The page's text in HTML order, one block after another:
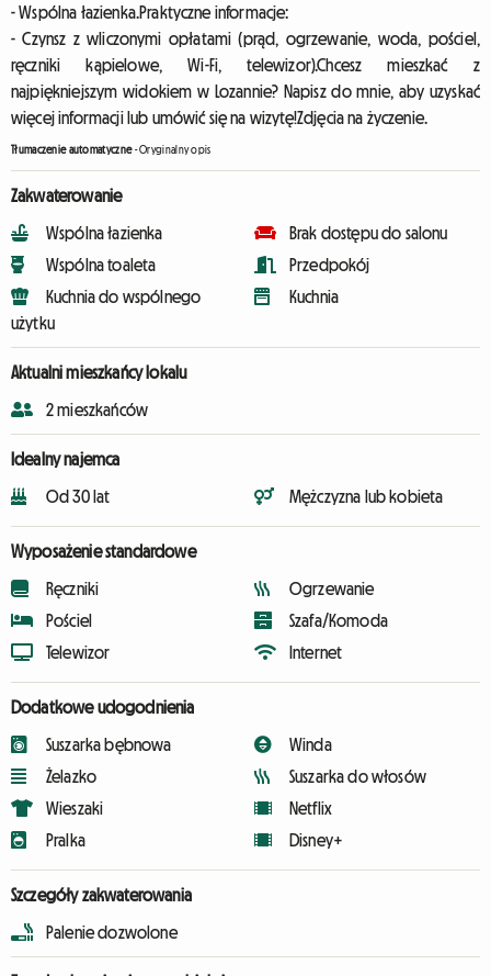
- Wspólna łazienka.Praktyczne informacje:
- Czynsz z wliczonymi opłatami (prąd, ogrzewanie, woda, pościel,
ręczniki kąpielowe, Wi-Fi, telewizor).Chcesz mieszkać z
najpiękniejszym widokiem w Lozannie? Napisz do mnie, aby uzyskać
więcej informacji lub umówić się na wizytę!Zdjęcia na życzenie.
Tłumaczenie automatyczne-Oryginalny opis
Zakwaterowanie
Wspólna łazienka
Wspólna toaleta
Kuchnia do wspólnego
użytku
Brak dostępu do salonu
Przedpokój
Kuchnia
Aktualni mieszkańcy lokalu
2 mieszkańców
Idealny najemca
Od 30 lat Mężczyzna lub kobieta
Wyposażenie standardowe
Ręczniki
Pościel
Telewizor
Ogrzewanie
Szafa/Komoda
Internet
Dodatkowe udogodnienia
Suszarka bębnowa
Żelazko
Wieszaki
Pralka
Winda
Suszarka do włosów
Netflix
Disney+
Szczegóły zakwaterowania
Palenie dozwolone